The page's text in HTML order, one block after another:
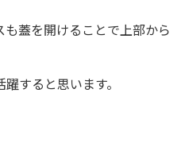
蓋を開けることで上部から
すると思います。